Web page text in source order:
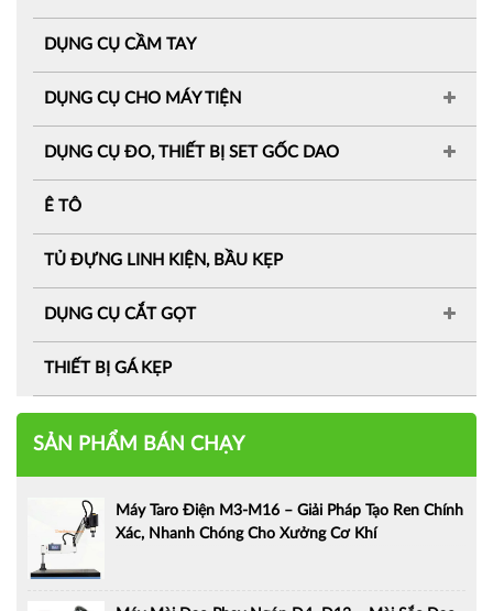
DỤNG CỤ CẦM TAY
DỤNG CỤ CHO MÁY TIỆN
DỤNG CỤ ĐO, THIẾT BỊ SET GỐC DAO
Ê TÔ
TỦ ĐỰNG LINH KIỆN, BẦU KẸP
DỤNG CỤ CẮT GỌT
THIẾT BỊ GÁ KẸP
SẢN PHẨM BÁN CHẠY
Máy Taro Điện M3-M16 – Giải Pháp Tạo Ren Chính
Xác, Nhanh Chóng Cho Xưởng Cơ Khí